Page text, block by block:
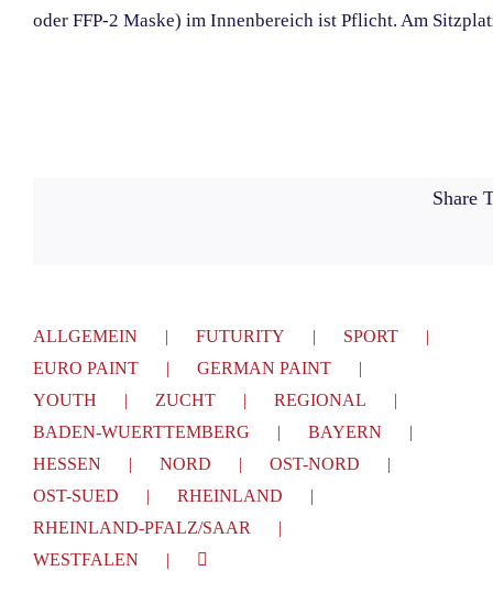
oder FFP-2 Maske) im Innenbereich ist Pflicht. Am
Share
ALLGEMEIN FUTURITY
SPORT
EURO PAINT
GERMAN PAINT
YOUTH
ZUCHT
REGIONAL
BADEN-WUERTTEMBERG
BAYERN
HESSEN
NORD
OST-NORD
OST-SUED
RHEINLAND
RHEINLAND-PFALZ/SAAR
WESTFALEN